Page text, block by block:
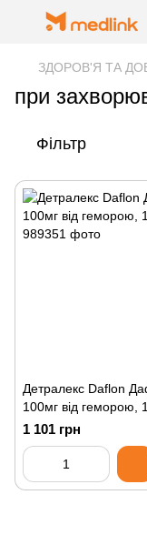
ЗДОРОВ'Я ТА
при
Фільтр
Детралекс Daflon
100мг від геморою,
1 101 грн